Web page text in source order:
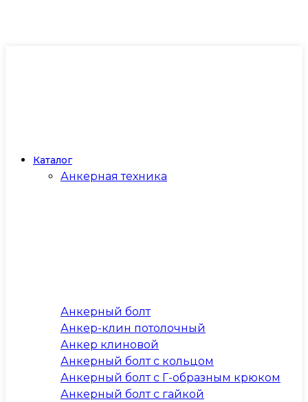
Каталог
Анкерная техника
Анкерный болт
Анкер-клин потолочный
Анкер клиновой
Анкерный болт с кольцом
Анкерный болт с Г-образным крюком
Анкерный болт с гайкой